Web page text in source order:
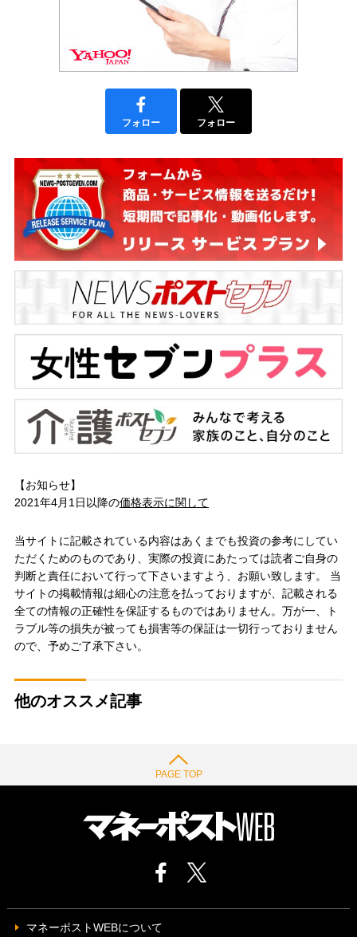
フォロー フォロー
【お知らせ】
2021年4月1日以降の価格表示に関して
当サイトに記載されている内容はあくまでも投資の参考にしてい
ただくためのものであり、実際の投資にあたっては読者ご自身の
判断と責任において行って下さいますよう、お願い致します。 当
サイトの掲載情報は細心の注意を払っておりますが、記載される
全ての情報の正確性を保証するものではありません。万が一、ト
ラブル等の損失が被っても損害等の保証は一切行っておりません
ので、予めご了承下さい。
他のオススメ記事
PAGE TOP
マネーポストWEBについて